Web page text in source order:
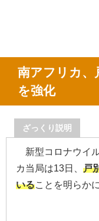
南アフリカ、
を強化
ざっくり説明
新型コロナウイ
カ当局は13日、 戸
いることを明らか